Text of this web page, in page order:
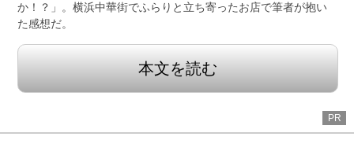
か！？」。横浜中華街でふらりと立ち寄ったお店で筆者が抱い
た感想だ。
本文を読む
PR